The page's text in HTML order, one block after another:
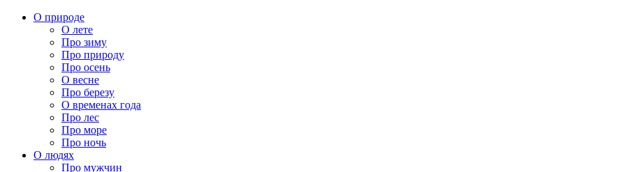
О природе
О лете
Про зиму
Про природу
Про осень
О весне
Про березу
О временах года
Про лес
Про море
Про ночь
О людях
Про мужчин